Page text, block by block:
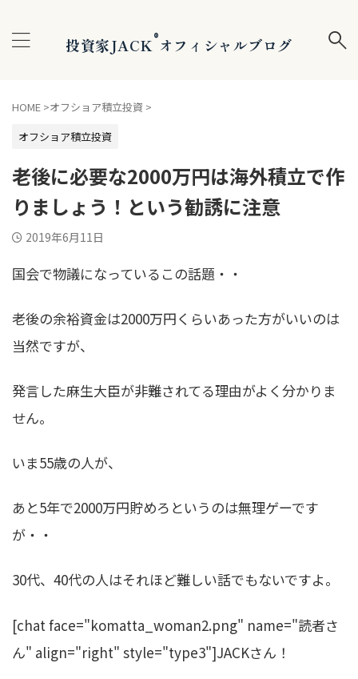
投資家JACK®オフィシャルブログ
HOME >オフショア積立投資 >
オフショア積立投資
老後に必要な2000万円は海外積立で作
りましょう！という勧誘に注意
2019年6月11日
国会で物議になっているこの話題・・
老後の余裕資金は2000万円くらいあった方がいいのは
当然ですが、
発言した麻生大臣が非難されてる理由がよく分かりま
せん。
いま55歳の人が、
あと5年で2000万円貯めろというのは無理ゲーです
が・・
30代、40代の人はそれほど難しい話でもないですよ。
[chat face="komatta_woman2.png" name="読者さ
ん" align="right" style="type3"]JACKさん！